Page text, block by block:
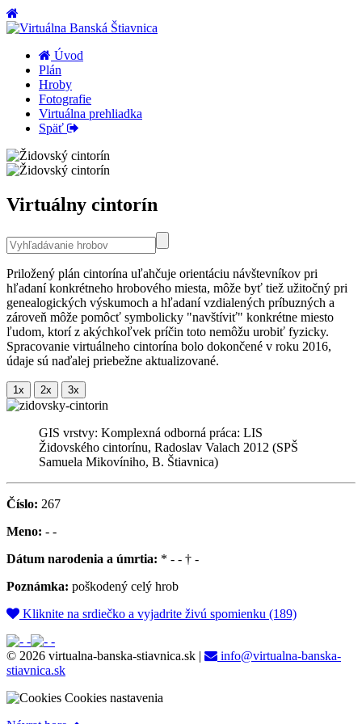
Úvod
Plán
Hroby
Fotografie
Virtuálna prehliadka
Späť
Virtuálny cintorín
Priložený plán cintorína uľahčuje orientáciu návštevníkov pri
hľadaní konkrétneho hrobového miesta, môže byť tiež užitočný pri
genealogických výskumoch a hľadaní vzdialených príbuzných a
zároveň môže pomôcť symbolicky "navštíviť" konkrétne miesto
ľudom, ktorí z akýchkoľvek príčin toto nemôžu urobiť fyzicky.
Spracovanie virtuálneho cintorína bolo dokončené v roku 2016,
údaje sú naďalej priebežne aktualizované.
GIS vrstvy: Komplexná odborná práca: LIS
Židovského cintorínu, Radoslav Valach 2012 (SPŠ
Samuela Mikovíniho, B. Štiavnica)
Číslo: 267
Meno: - -
Dátum narodenia a úmrtia: * - - † -
Poznámka: poškodený celý hrob
Kliknite na srdiečko a vyjadrite živú spomienku (189)
© 2026 virtualna-banska-stiavnica.sk |
info@virtualna-banska-
stiavnica.sk
Cookies nastavenia